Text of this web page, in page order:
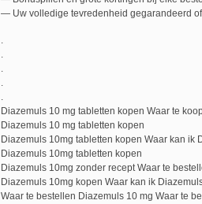
— Uw volledige tevredenheid gegarandeerd
.
.
.
.
.
Diazemuls 10 mg tabletten kopen Waar te
Diazemuls 10 mg tabletten kopen
Diazemuls 10mg tabletten kopen Waar kan ik
Diazemuls 10mg tabletten kopen
Diazemuls 10mg zonder recept Waar te
Diazemuls 10mg kopen Waar kan ik
Waar te bestellen Diazemuls 10 mg Waar te